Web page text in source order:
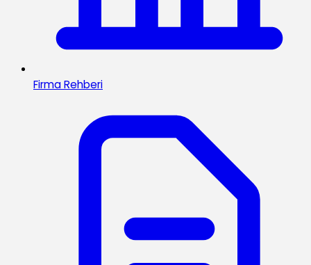
Firma Rehberi